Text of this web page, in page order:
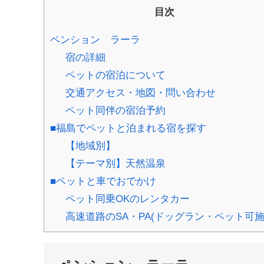
目次
ペンション ラーラ
宿の詳細
ペットの宿泊について
交通アクセス・地図・問い合わせ
ペット同伴の宿泊予約
■福島でペットと泊まれる宿を探す
【地域別】
【テーマ別】天然温泉
■ペットと車でおでかけ
ペット同乗OKのレンタカー
高速道路のSA・PA(ドッグラン・ペット可